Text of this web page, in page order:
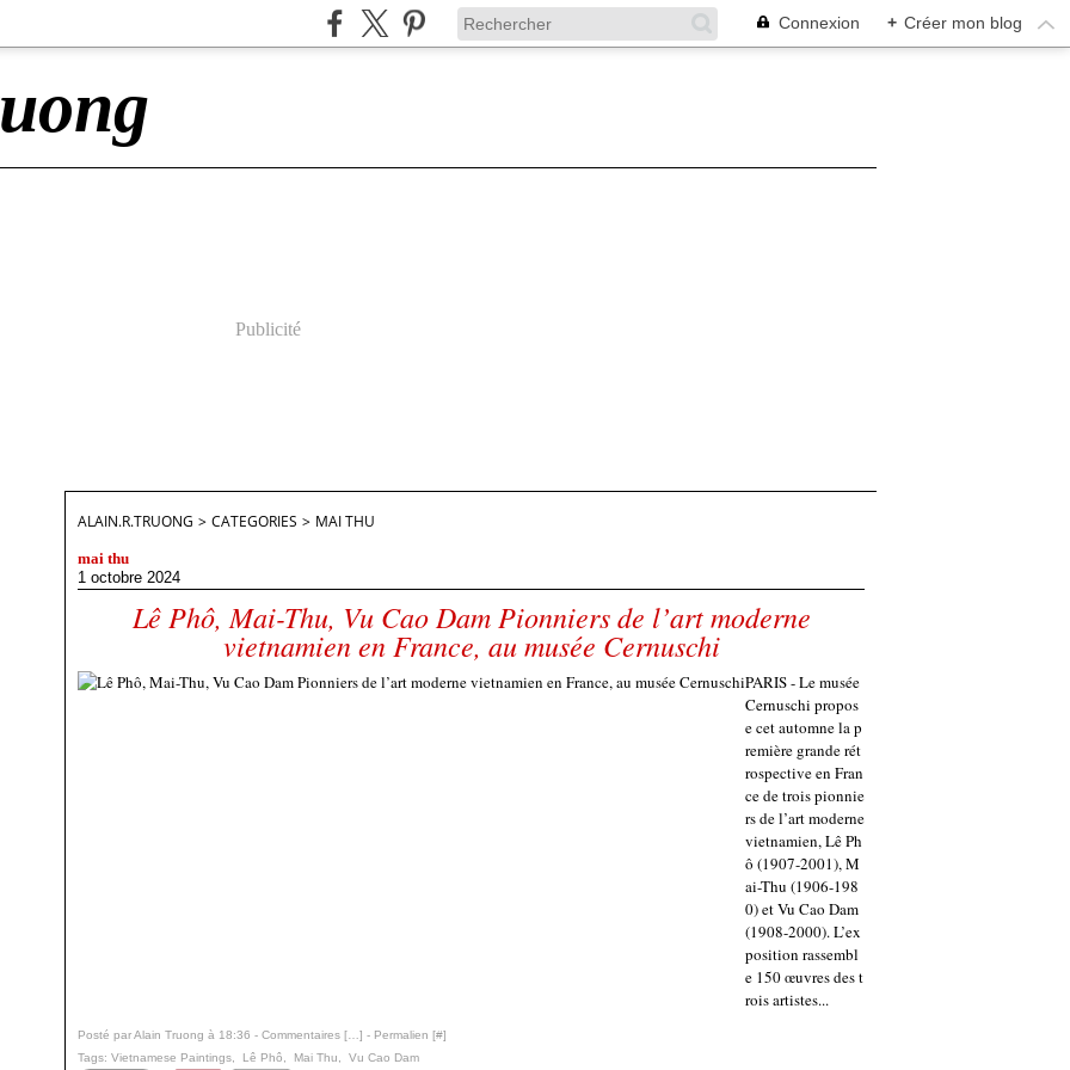
Connexion + Créer mon blog
Publicité
ALAIN.R.TRUONG > CATEGORIES > MAI THU
mai thu
1 octobre 2024
Lê Phô, Mai-Thu, Vu Cao Dam Pionniers de l’art moderne
vietnamien en France, au musée Cernuschi
PARIS - Le musée
Cernuschi propos
e cet automne la p
remière grande rét
rospective en Fran
ce de trois pionnie
rs de l’art moderne
vietnamien, Lê Ph
ô (1907-2001), M
ai-Thu (1906-198
0) et Vu Cao Dam
(1908-2000). L’ex
position rassembl
e 150 œuvres des t
rois artistes...
Posté par Alain Truong à 18:36 - Commentaires [ ] - Permalien [#]
Tags: Vietnamese Paintings Lê Phô Mai Thu Vu Cao Dam